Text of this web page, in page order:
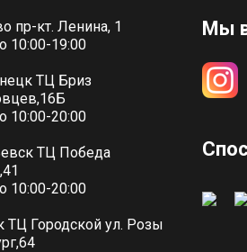
пр-кт. Ленина, 1
10:00-19:00
ТЦ Бриз
10:00-20:00
ТЦ Победа
10:00-20:00
ТЦ Городской ул. Розы
Мы